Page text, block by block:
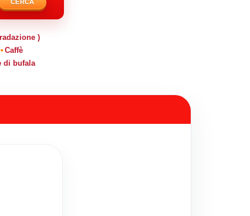
CERCA
)
Caffè
di bufala